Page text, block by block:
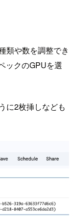
類や数を調整でき
ックのGPUを選
に2枚挿しなども